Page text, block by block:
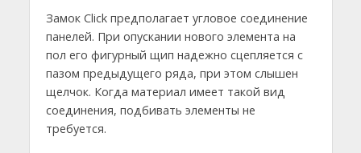
Замок Click предполагает угловое соединение
панелей. При опускании нового элемента на
пол его фигурный щип надежно сцепляется с
пазом предыдущего ряда, при этом слышен
щелчок. Когда материал имеет такой вид
соединения, подбивать элементы не
требуется.